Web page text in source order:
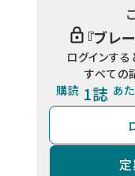
『ブレ
ログインする
すべての
購読 1誌 あ